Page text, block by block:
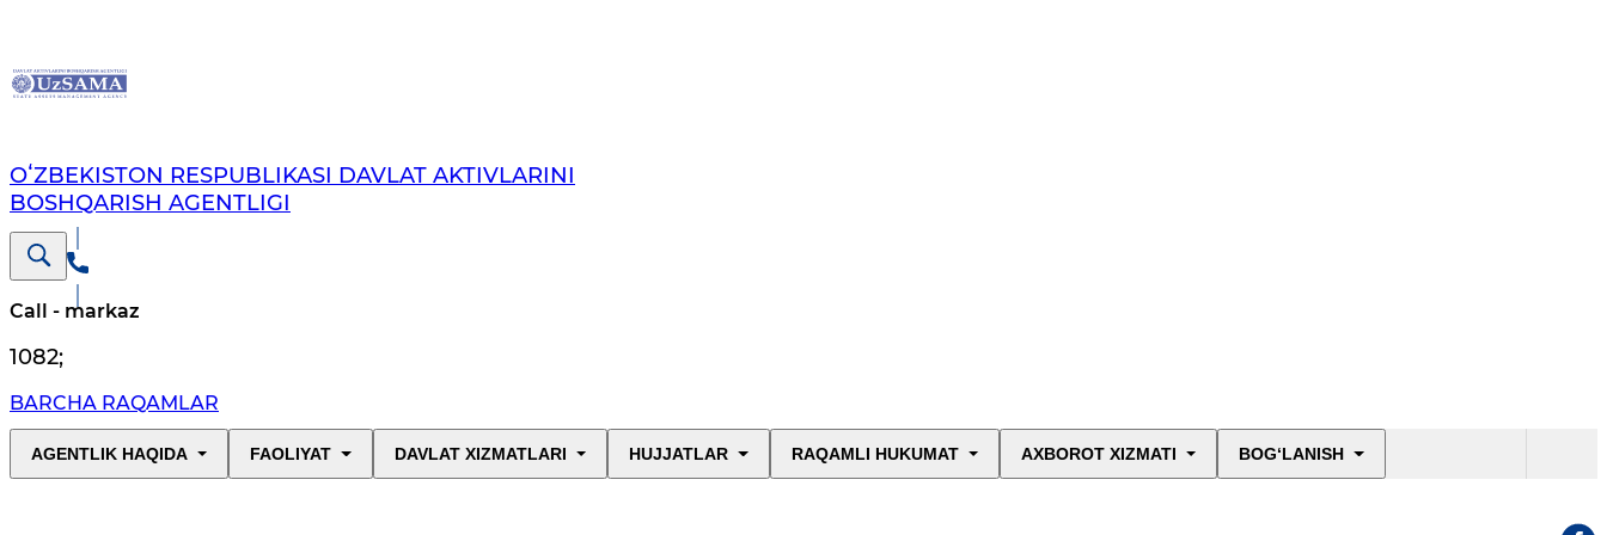
OʻZBEKISTON RESPUBLIKASI DAVLAT AKTIVLARINI
BOSHQARISH AGENTLIGI
Call - markaz
1082;
BARCHA RAQAMLAR
AGENTLIK HAQIDA FAOLIYAT DAVLAT XIZMATLARI HUJJATLAR RAQAMLI HUKUMAT AXBOROT XIZMATI BOG‘LANISH